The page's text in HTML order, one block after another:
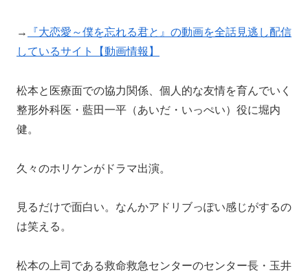
→
『大恋愛～僕を忘れる君と』の動画を全話見逃し配信
しているサイト【動画情報】
松本と医療面での協力関係、個人的な友情を育んでいく
整形外科医・藍田一平（あいだ・いっぺい）役に堀内
健。
久々のホリケンがドラマ出演。
見るだけで面白い。なんかアドリブっぽい感じがするの
は笑える。
松本の上司である救命救急センターのセンター長・玉井